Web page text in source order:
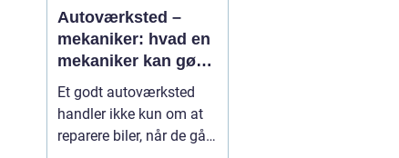
Autoværksted –
mekaniker: hvad en
mekaniker kan gøre
for din bil
Et godt autoværksted
handler ikke kun om at
reparere biler, når de går i